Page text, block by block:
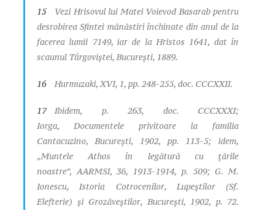
15Vezi Hrisovul lui Matei Voievod Basarab pentru
desrobirea Sfintei mănăstiri închinate din anul de la
facerea lumii 7149, iar de la Hristos 1641, dat în
scaunul Târgoviştei, Bucureşti, 1889.
16 Hurmuzaki, XVI, 1, pp. 248-255, doc. CCCXXII.
17 Ibidem, p. 263, doc. CCCXXXI;
Iorga, Documentele privitoare la familia
Cantacuzino, Bucureşti, 1902, pp. 113-5; idem,
„Muntele Athos în legătură cu ţările
noastre”, AARMSI, 36, 1913-1914, p. 509; G. M.
Ionescu, Istoria Cotrocenilor, Lupeştilor (Sf.
Elefterie) şi Grozăveştilor, Bucureşti, 1902, p. 72.